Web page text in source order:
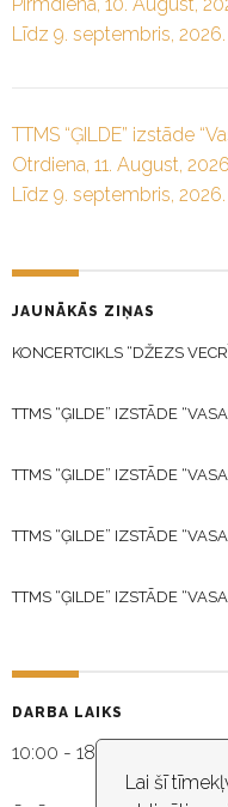
Lai šī
Pirmdiena, 10. August,
Līdz 9. septembris,
TTMS “ĢILDE” izstāde
Otrdiena, 11. August,
Līdz 9. septembris,
JAUNĀKĀS ZIŅAS
KONCERTCIKLS “DŽEZS
TTMS “ĢILDE” IZSTĀDE
TTMS “ĢILDE” IZSTĀDE
TTMS “ĢILDE” IZSTĀDE
TTMS “ĢILDE” IZSTĀDE
DARBA LAIKS
10:00 - 18:30